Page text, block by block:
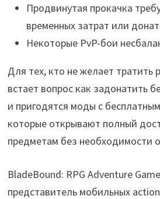
Продвинутая прокачка
временных затрат или
Некоторые PvP-бои
Для тех, кто не желает тратить
встает вопрос как задонатить
и пригодятся моды с
которые открывают полный
предметам без необходимости
BladeBound: RPG Adventure
представитель мобильных